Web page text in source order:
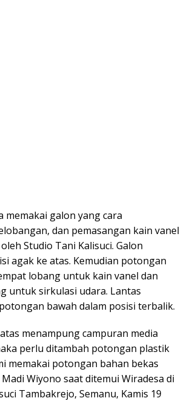
memakai galon yang cara
dan pemasangan kain vanel
Studio Tani Kalisuci. Galon
agak ke atas. Kemudian potongan
lobang untuk kain vanel dan
untuk sirkulasi udara. Lantas
bawah dalam posisi terbalik.
menampung campuran media
perlu ditambah potongan plastik
memakai potongan bahan bekas
Wiyono saat ditemui Wiradesa di
Tambakrejo, Semanu, Kamis 19